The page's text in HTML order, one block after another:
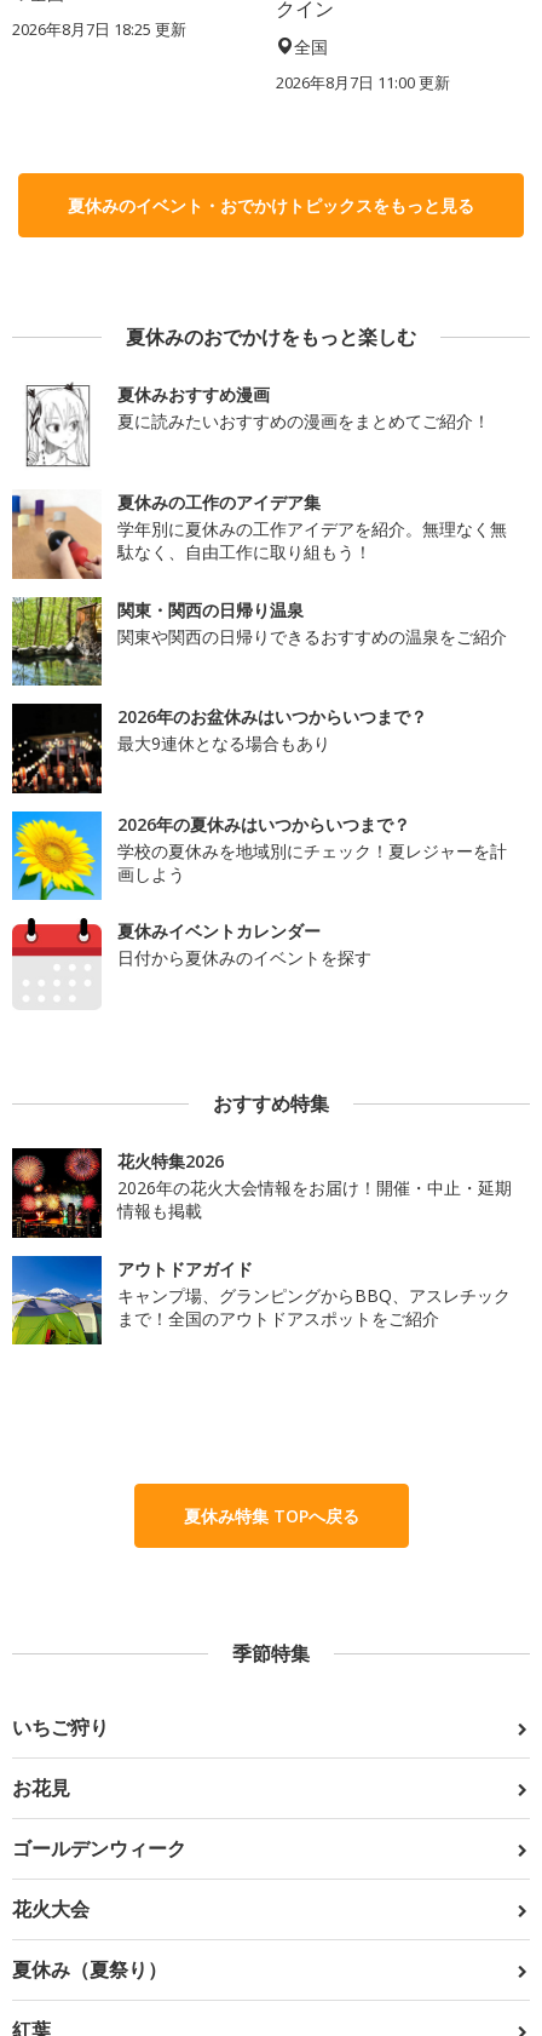
2026年8月7日 18:25 更新
クイン
全国
2026年8月7日 11:00更新
夏休みのイベント・おでかけトピックスをもっと見る
夏休みのおでかけをもっと楽しむ
夏休みおすすめ漫画
夏に読みたいおすすめの漫画をまとめてご紹介！
夏休みの工作のアイデア集
学年別に夏休みの工作アイデアを紹介。無理なく無
駄なく、自由工作に取り組もう！
関東・関西の日帰り温泉
関東や関西の日帰りできるおすすめの温泉をご紹介
2026年のお盆休みはいつからいつまで？
最大9連休となる場合もあり
2026年の夏休みはいつからいつまで？
学校の夏休みを地域別にチェック！夏レジャーを計
画しよう
夏休みイベントカレンダー
日付から夏休みのイベントを探す
おすすめ特集
花火特集2026
2026年の花火大会情報をお届け！開催・中止・延期
情報も掲載
アウトドアガイド
キャンプ場、グランピングからBBQ、アスレチック
まで！全国のアウトドアスポットをご紹介
夏休み特集 TOPへ戻る
季節特集
いちご狩り
お花見
ゴールデンウィーク
花火大会
夏休み（夏祭り）
紅葉